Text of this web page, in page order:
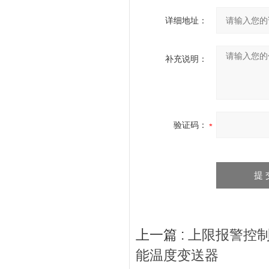
详细地址：
补充说明：
验证码：
上一篇 : 上限报警控
能温度变送器